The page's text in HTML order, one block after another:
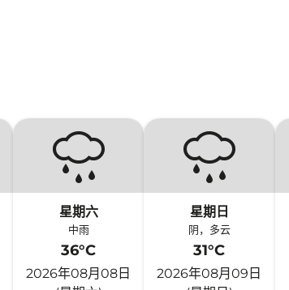
星期六
中雨
36°C
2026年08月08日
星期日
阴，多云
31°C
2026年08月09日